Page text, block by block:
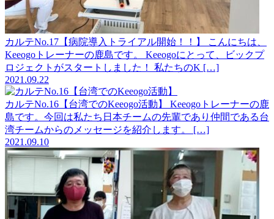
カルテNo.17【病院導入トライアル開始！！】
こんにちは、
Keeogoトレーナーの鹿島です。 Keeogoにとって、ビックプ
ロジェクトがスタートしました！ 私たちのK […]
2021.09.22
カルテNo.16【台湾でのKeeogo活動】
Keeogoトレーナーの鹿
島です。今回は私たち日本チームの先輩であり仲間である台
湾チームからのメッセージを紹介します。 […]
2021.09.10